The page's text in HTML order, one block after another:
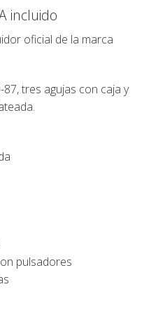
incluido
oficial de la marca
tres agujas con caja y
pulsadores